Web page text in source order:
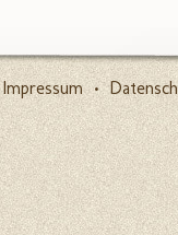
Impressum •